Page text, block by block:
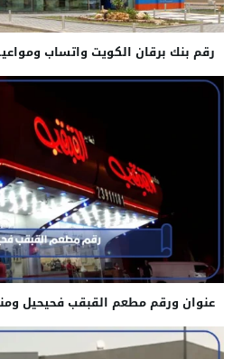
رقم بنك برقان الكويت واتساب
عنوان ورقم مطعم القبقب فحيحيل ومنيو